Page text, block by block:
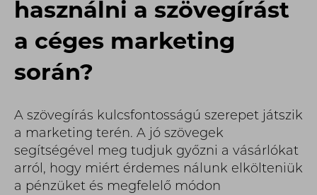
használni a szövegírást
a céges marketing
során?
A szövegírás kulcsfontosságú szerepet játszik
a marketing terén. A jó szövegek
segítségével meg tudjuk győzni a vásárlókat
arról, hogy miért érdemes nálunk elkölteniük
a pénzüket és megfelelő módon